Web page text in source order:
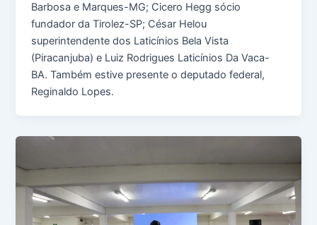
Barbosa e Marques-MG; Cicero Hegg sócio
fundador da Tirolez-SP; César Helou
superintendente dos Laticínios Bela Vista
(Piracanjuba) e Luiz Rodrigues Laticínios Da Vaca-
BA. Também estive presente o deputado federal,
Reginaldo Lopes.